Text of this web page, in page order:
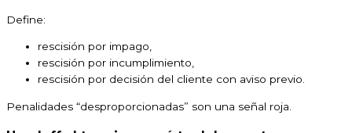
Define:
rescisión por impago,
rescisión por incumplimiento,
rescisión por decisión del cliente con aviso previo.
Penalidades “desproporcionadas” son una señal roja.